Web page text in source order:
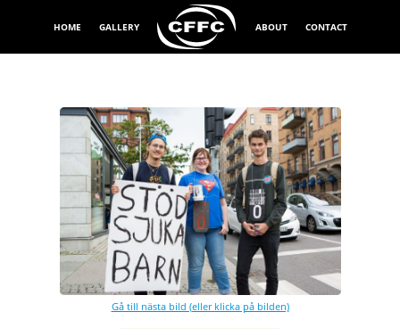
HOME GALLERY ABOUT CONTACT
Gå till nästa bild (eller klicka på bilden)
Exponeringstid
1/80 sek
Bländare
f/5.0
Kamera
Canon EOS 5D Mark III
Tagen